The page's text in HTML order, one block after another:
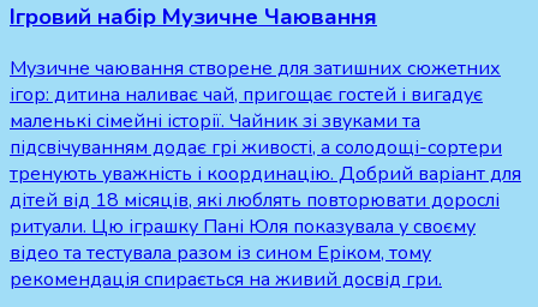
Ігровий набір Музичне Чаювання
Музичне чаювання створене для затишних сюжетних
ігор: дитина наливає чай, пригощає гостей і вигадує
маленькі сімейні історії. Чайник зі звуками та
підсвічуванням додає грі живості, а солодощі-сортери
тренують уважність і координацію. Добрий варіант для
дітей від 18 місяців, які люблять повторювати дорослі
ритуали. Цю іграшку Пані Юля показувала у своєму
відео та тестувала разом із сином Еріком, тому
рекомендація спирається на живий досвід гри.